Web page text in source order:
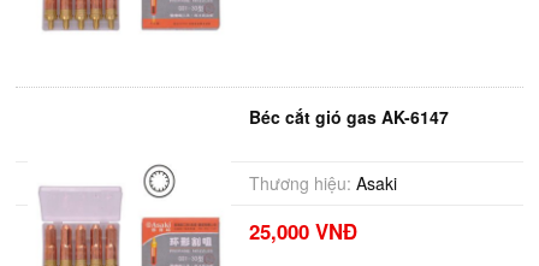
Béc cắt gió gas AK-6147
Thương hiệu: Asaki
25,000 VNĐ